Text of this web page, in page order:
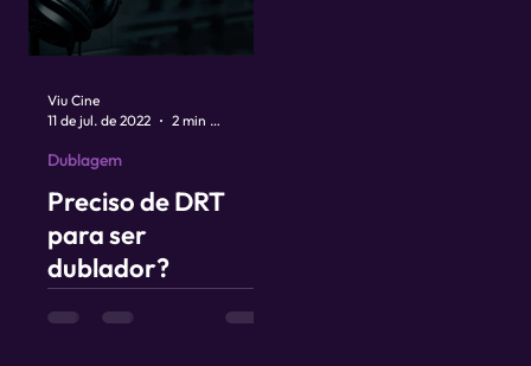
Preciso de DRT
para ser
dublador?
Dublagem
Viu Cine
11 de jul. de 2022
2 min de leitura